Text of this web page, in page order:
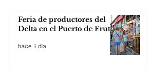
Feria de productores del
Delta en el Puerto de Frutos
hace 1 día